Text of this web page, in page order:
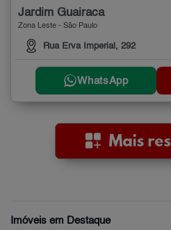
Jardim Guairaca
Zona Leste - São Paulo
Rua Erva Imperial, 292
WhatsApp
Imóveis em Destaque